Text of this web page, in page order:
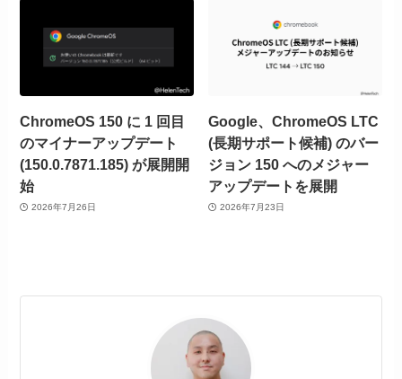
ChromeOS 150 に 1 回目
のマイナーアップデート
(150.0.7871.185) が展開開
始
2026年7月26日
Google、ChromeOS LTC
(長期サポート候補) のバー
ジョン 150 へのメジャー
アップデートを展開
2026年7月23日